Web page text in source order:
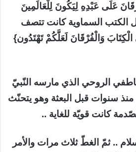
عَلَى عَبْدِهِ لِيَكُونَ لِلْعَالَمِينَ
الكتب السماوية كانت تتصف
الْكِتَابَ وَالْفُرْقَانَ لَعَلَّكُمْ تَهْتَدُون}
الروحي الذي مارسه النّبيّ
سنوات قبل البعثة وهو يتحنّث
كانت قويّة للغاية ..
.. ثمّ الغطّ ثلاث مرات والأمر